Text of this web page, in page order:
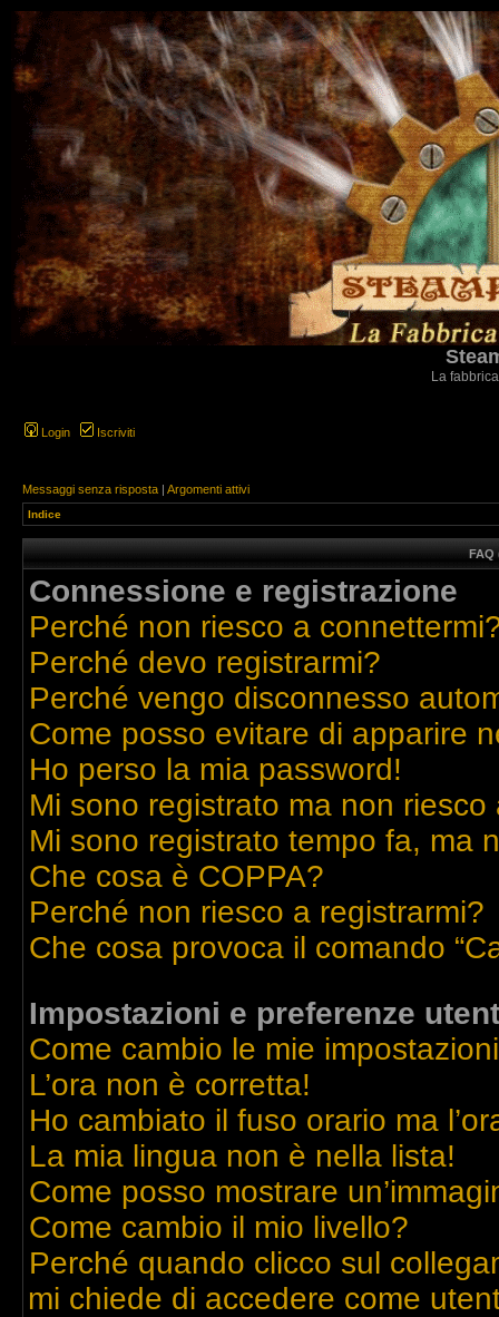
La
Login Iscriviti
Messaggi senza risposta | Argomenti attivi
Indice
FAQ
Connessione e registrazione
Perché non riesco a
Perché devo registrarmi?
Perché vengo disconnesso
Come posso evitare di apparire
Ho perso la mia password!
Mi sono registrato ma non riesco
Mi sono registrato tempo fa, ma
Che cosa è COPPA?
Perché non riesco a registrarmi?
Che cosa provoca il comando
Impostazioni e preferenze
Come cambio le mie
L’ora non è corretta!
Ho cambiato il fuso orario ma
La mia lingua non è nella lista!
Come posso mostrare
Come cambio il mio livello?
Perché quando clicco sul
mi chiede di accedere come